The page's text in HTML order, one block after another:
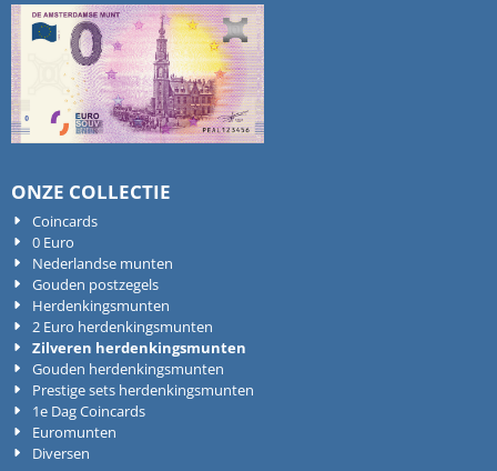
ONZE COLLECTIE
Coincards
0 Euro
Nederlandse munten
Gouden postzegels
Herdenkingsmunten
2 Euro herdenkingsmunten
Zilveren herdenkingsmunten
Gouden herdenkingsmunten
Prestige sets herdenkingsmunten
1e Dag Coincards
Euromunten
Diversen